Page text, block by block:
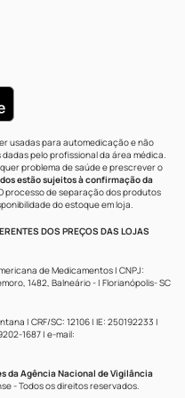
usadas para automedicação e não
pelo profissional da área médica.
problema de saúde e prescrever o
estão sujeitos à confirmação da
processo de separação dos produtos
do estoque em loja.
DOS PREÇOS DAS LOJAS
de Medicamentos | CNPJ:
1482, Balneário - | Florianópolis- SC
| CRF/SC: 12106 | IE: 250192233 |
1687 | e-mail:
da Agência Nacional de Vigilância
- Todos os direitos reservados.